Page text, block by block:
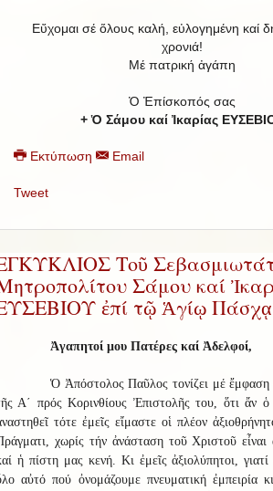
Εὔχομαι σέ ὅλους καλή, εὐλογημένη καί
χρονιά!
Μέ πατρική ἀγάπη
Ὁ Ἐπίσκοπός σας
+ Ὁ Σάμου καί Ἰκαρίας
Εκτύπωση Email
Tweet
Τοῦ
Σάμου καί
ἐπί τῷ Ἁγίῳ Πάσχᾳ
Ἀγαπητοί μου Πατέρες καί Ἀδελφοί,
Ὁ Ἀπόστολος Παῦλος τονίζει μέ
Α΄ πρός Κορινθίους Ἐπιστολῆς του, ὅτι ἄν ὁ
τότε ἐμεῖς εἴμαστε οἱ πλέον
χωρίς τήν ἀνάσταση τοῦ Χριστοῦ εἶναι
ἡ πίστη μας κενή. Κι ἐμεῖς ἀξιολύπητοι,
αὐτό πού ὀνομάζουμε πνευματική ἐμπειρία